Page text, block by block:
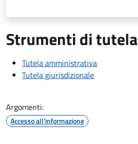
Strumenti di tutela
Tutela amministrativa
Tutela giurisdizionale
Argomenti:
Accesso all'informazione